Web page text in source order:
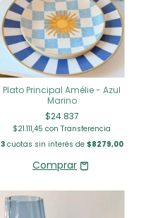
Plato Principal Amélie - Azul
Marino
$24.837
$21.111,45 con Transferencia
3cuotas sin interés de $8279,00